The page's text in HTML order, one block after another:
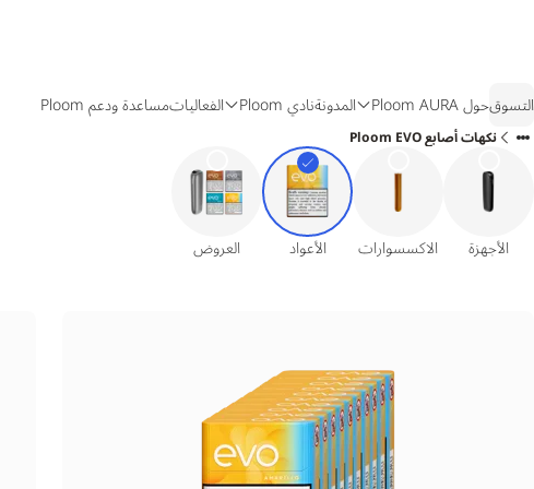
التسوقحول Ploom AURA المدونةنادي Ploom الفعالياتمساعدة ودعم Ploom
نكهات أصابع Ploom EVO
الأجهزة الاكسسوارات الأعواد العروض